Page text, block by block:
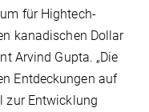
für Hightech-
kanadischen Dollar
Arvind Gupta. „Die
Entdeckungen auf
zur Entwicklung